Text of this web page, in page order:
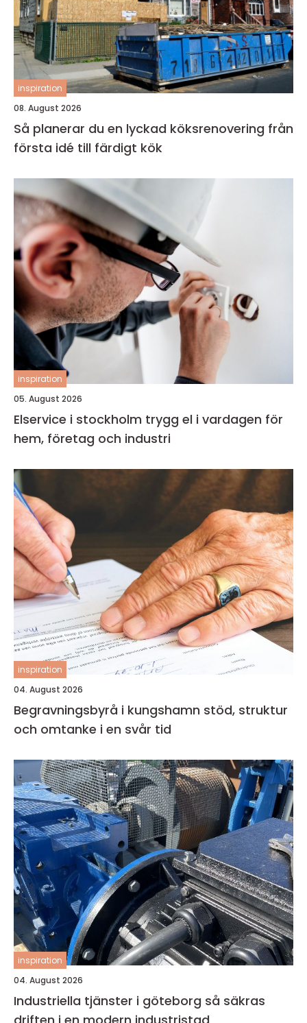
inspiration
08. August 2026
Så planerar du en lyckad köksrenovering från
första idé till färdigt kök
inspiration
05. August 2026
Elservice i stockholm trygg el i vardagen för
hem, företag och industri
inspiration
04. August 2026
Begravningsbyrå i kungshamn stöd, struktur
och omtanke i en svår tid
inspiration
04. August 2026
Industriella tjänster i göteborg så säkras